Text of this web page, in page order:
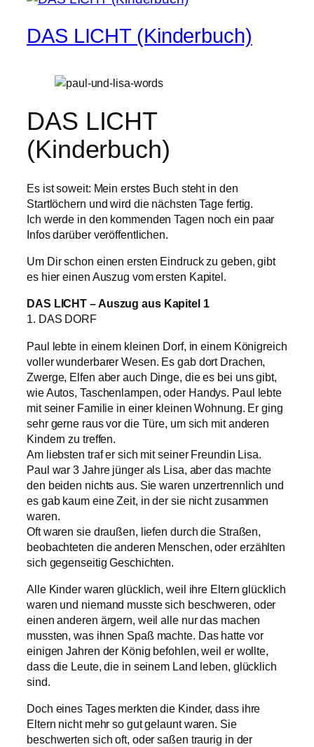
DAS LICHT (Kinderbuch)
DAS LICHT
(Kinderbuch)
Es ist soweit: Mein erstes Buch steht in den
Startlöchern und wird die nächsten Tage fertig.
Ich werde in den kommenden Tagen noch ein paar
Infos darüber veröffentlichen.
Um Dir schon einen ersten Eindruck zu geben, gibt
es hier einen Auszug vom ersten Kapitel.
DAS LICHT – Auszug aus Kapitel 1
1. DAS DORF
Paul lebte in einem kleinen Dorf, in einem Königreich
voller wunderbarer Wesen. Es gab dort Drachen,
Zwerge, Elfen aber auch Dinge, die es bei uns gibt,
wie Autos, Taschenlampen, oder Handys. Paul lebte
mit seiner Familie in einer kleinen Wohnung. Er ging
sehr gerne raus vor die Türe, um sich mit anderen
Kindern zu treffen.
Am liebsten traf er sich mit seiner Freundin Lisa.
Paul war 3 Jahre jünger als Lisa, aber das machte
den beiden nichts aus. Sie waren unzertrennlich und
es gab kaum eine Zeit, in der sie nicht zusammen
waren.
Oft waren sie draußen, liefen durch die Straßen,
beobachteten die anderen Menschen, oder erzählten
sich gegenseitig Geschichten.
Alle Kinder waren glücklich, weil ihre Eltern glücklich
waren und niemand musste sich beschweren, oder
einen anderen ärgern, weil alle nur das machen
mussten, was ihnen Spaß machte. Das hatte vor
einigen Jahren der König befohlen, weil er wollte,
dass die Leute, die in seinem Land leben, glücklich
sind.
Doch eines Tages merkten die Kinder, dass ihre
Eltern nicht mehr so gut gelaunt waren. Sie
beschwerten sich oft, oder saßen traurig in der